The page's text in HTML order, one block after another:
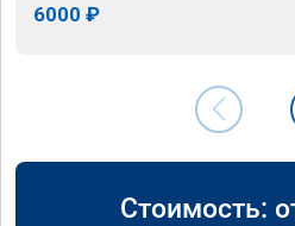
6000 ₽
Стоимость: